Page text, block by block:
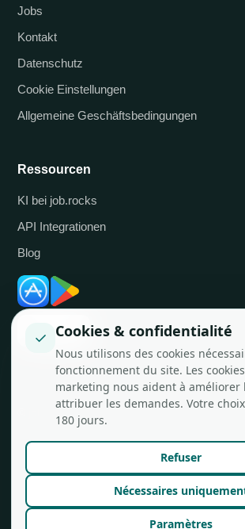
Jobs
Kontakt
Datenschutz
Cookie Einstellungen
Allgemeine Geschäftsbedingungen
Ressourcen
KI bei job.rocks
API Integrationen
Blog
✓ Cookies & confidentialité
Nous utilisons des cookies
fonctionnement du site. Les
marketing nous aident à améliorer
attribuer les demandes. Votre
180 jours.
Refuser
Nécessaires
Paramètres